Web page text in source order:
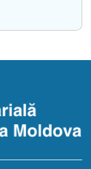
despre
în urma
la
de 2 (două)